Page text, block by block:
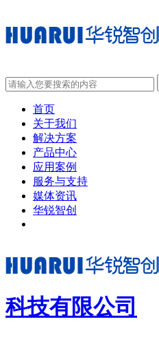
首页
关于我们
解决方案
产品中心
应用案例
服务与支持
媒体资讯
华锐智创
科技有限公司